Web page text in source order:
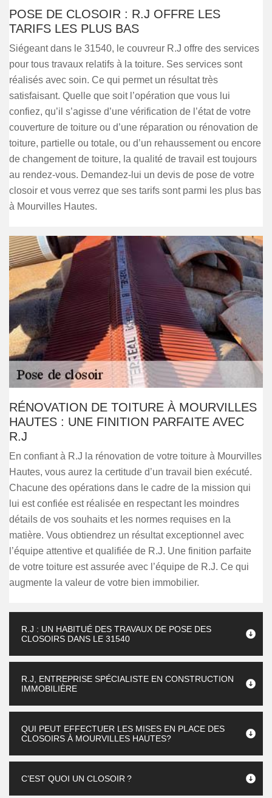
POSE DE CLOSOIR : R.J OFFRE LES
TARIFS LES PLUS BAS
Siégeant dans le 31540, le couvreur R.J offre des services
pour tous travaux relatifs à la toiture. Ses services sont
réalisés avec soin. Ce qui permet un résultat très
satisfaisant. Quelle que soit l’opération que vous lui
confiez, qu’il s’agisse d’une vérification de l’état de votre
couverture de toiture ou d’une réparation ou rénovation de
toiture, partielle ou totale, ou d’un rehaussement ou encore
de changement de toiture, la qualité de travail est toujours
au rendez-vous. Demandez-lui un devis de pose de votre
closoir et vous verrez que ses tarifs sont parmi les plus bas
à Mourvilles Hautes.
RÉNOVATION DE TOITURE À MOURVILLES
HAUTES : UNE FINITION PARFAITE AVEC
R.J
En confiant à R.J la rénovation de votre toiture à Mourvilles
Hautes, vous aurez la certitude d’un travail bien exécuté.
Chacune des opérations dans le cadre de la mission qui
lui est confiée est réalisée en respectant les moindres
détails de vos souhaits et les normes requises en la
matière. Vous obtiendrez un résultat exceptionnel avec
l’équipe attentive et qualifiée de R.J. Une finition parfaite
de votre toiture est assurée avec l’équipe de R.J. Ce qui
augmente la valeur de votre bien immobilier.
R.J : UN HABITUÉ DES TRAVAUX DE POSE DES
CLOSOIRS DANS LE 31540
R.J, ENTREPRISE SPÉCIALISTE EN CONSTRUCTION
IMMOBILIÈRE
QUI PEUT EFFECTUER LES MISES EN PLACE DES
CLOSOIRS À MOURVILLES HAUTES?
C’EST QUOI UN CLOSOIR ?